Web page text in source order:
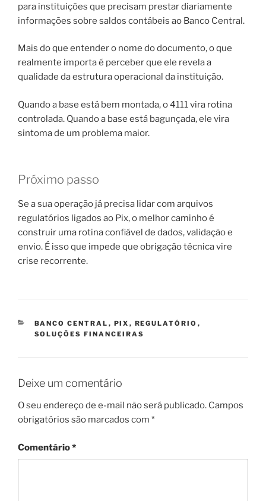
para instituições que precisam prestar diariamente
informações sobre saldos contábeis ao Banco Central.
Mais do que entender o nome do documento, o que
realmente importa é perceber que ele revela a
qualidade da estrutura operacional da instituição.
Quando a base está bem montada, o 4111 vira rotina
controlada. Quando a base está bagunçada, ele vira
sintoma de um problema maior.
Próximo passo
Se a sua operação já precisa lidar com arquivos
regulatórios ligados ao Pix, o melhor caminho é
construir uma rotina confiável de dados, validação e
envio. É isso que impede que obrigação técnica vire
crise recorrente.
CATEGORIAS
BANCO CENTRAL , PIX , REGULATÓRIO ,
SOLUÇÕES FINANCEIRAS
Deixe um comentário
O seu endereço de e-mail não será publicado. Campos
obrigatórios são marcados com *
Comentário*